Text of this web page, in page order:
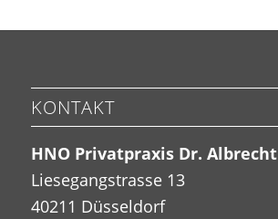
KONTAKT
HNO Privatpraxis Dr. Albrecht
Liesegangstrasse 13
40211 Düsseldorf